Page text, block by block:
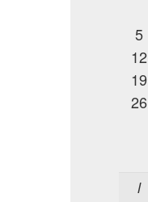
5
12
19
26
l